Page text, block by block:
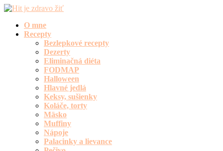
O mne
Recepty
Bezlepkové recepty
Dezerty
Eliminačná diéta
FODMAP
Halloween
Hlavné jedlá
Keksy, sušienky
Koláče, torty
Mäsko
Muffiny
Nápoje
Palacinky a lievance